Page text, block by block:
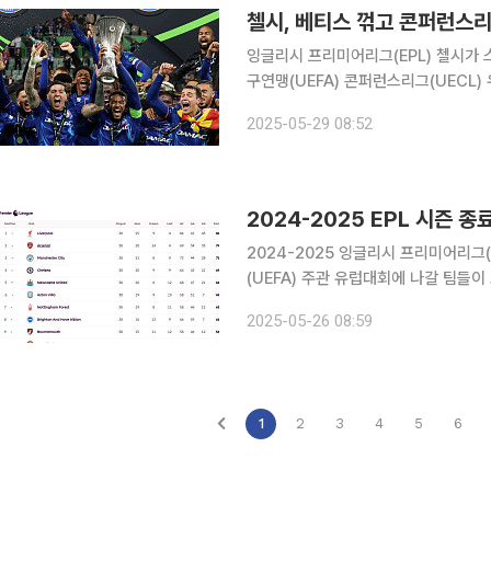
잉글리시 프리미어리그(EPL) 첼시가
구연맹(UEFA) 콘퍼런스리그(UECL)
는 스타디온 미에이스키에서 열린
2025-05-29 08:52
2024-2025 EPL 시즌 종
2024-2025 잉글리시 프리미어리그
(UEFA) 주관 유럽대회에 나갈 팀들이 모두 정해졌다. 26일(한국시
2025-05-26 08:59
1 2 3 4 5 6